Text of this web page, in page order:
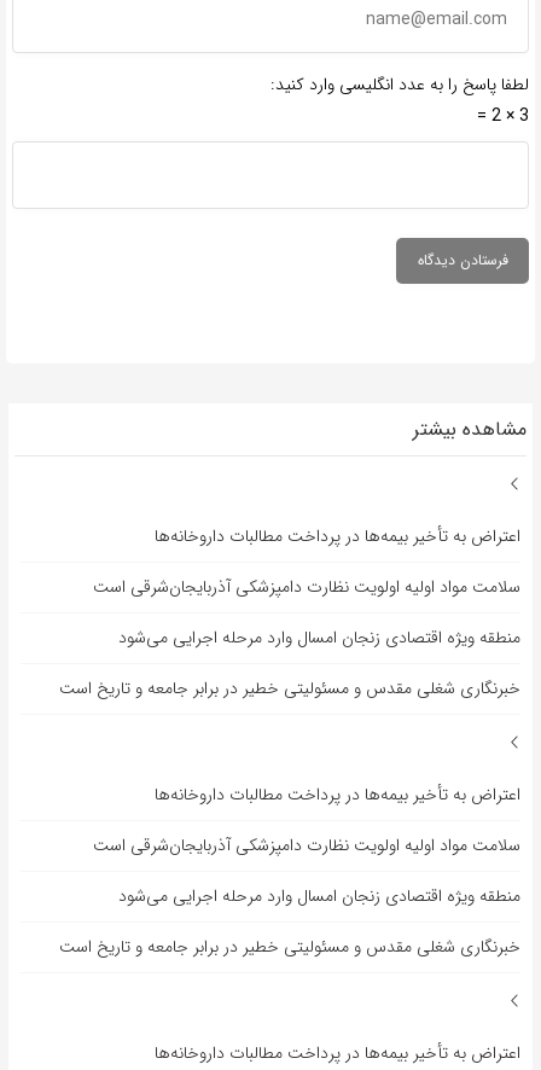
لطفا پاسخ را به عدد انگلیسی وارد کنید:
3 × 2 =
مشاهده بیشتر
اعتراض به تأخیر بیمه‌ها در پرداخت مطالبات داروخانه‌ها
سلامت مواد اولیه اولویت نظارت دامپزشکی آذربایجان‌شرقی است
منطقه ویژه اقتصادی زنجان امسال وارد مرحله اجرایی می‌شود
خبرنگاری شغلی مقدس و مسئولیتی خطیر در برابر جامعه و تاریخ است
اعتراض به تأخیر بیمه‌ها در پرداخت مطالبات داروخانه‌ها
سلامت مواد اولیه اولویت نظارت دامپزشکی آذربایجان‌شرقی است
منطقه ویژه اقتصادی زنجان امسال وارد مرحله اجرایی می‌شود
خبرنگاری شغلی مقدس و مسئولیتی خطیر در برابر جامعه و تاریخ است
اعتراض به تأخیر بیمه‌ها در پرداخت مطالبات داروخانه‌ها